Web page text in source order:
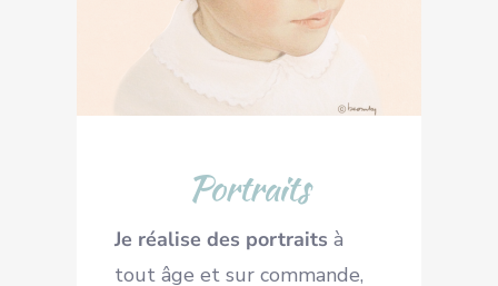
Portraits
Je réalise des portraits à
tout âge et sur commande,